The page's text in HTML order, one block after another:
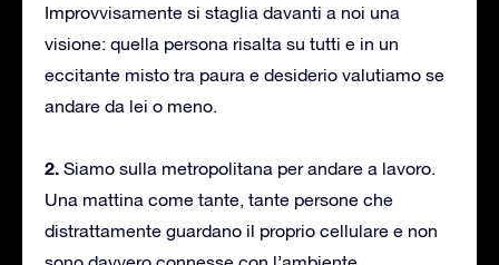
Improvvisamente si staglia davanti a noi una
visione: quella persona risalta su tutti e in un
eccitante misto tra paura e desiderio valutiamo se
andare da lei o meno.
2. Siamo sulla metropolitana per andare a lavoro.
Una mattina come tante, tante persone che
distrattamente guardano il proprio cellulare e non